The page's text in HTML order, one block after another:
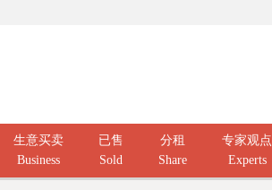
生意买卖
Business
已售
Sold
分租
Share
专家观点
Experts